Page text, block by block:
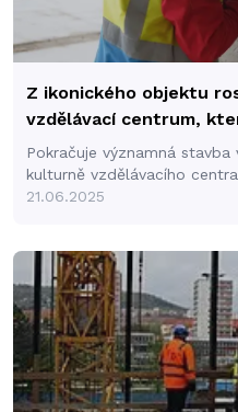
Z ikonického objektu
vzdělávací centrum,
otevře dveře nové éře
zábavy.
Pokračuje významná
kulturně vzdělávacího
21.06.2025